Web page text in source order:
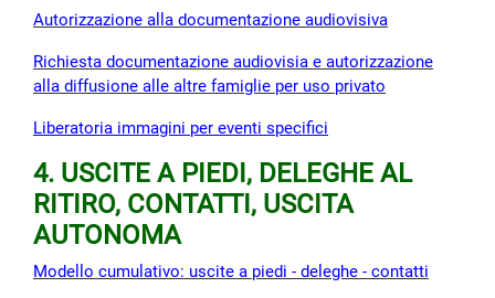
Autorizzazione alla documentazione audiovisiva
Richiesta documentazione audiovisia e autorizzazione
alla diffusione alle altre famiglie per uso privato
Liberatoria immagini per eventi specifici
4. USCITE A PIEDI, DELEGHE AL
RITIRO, CONTATTI, USCITA
AUTONOMA
Modello cumulativo: uscite a piedi - deleghe - contatti